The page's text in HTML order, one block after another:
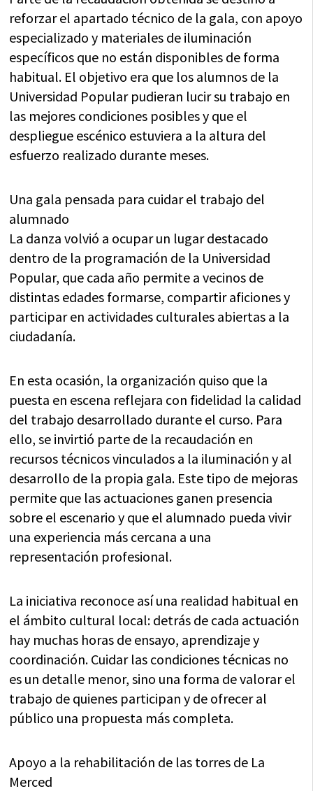
reforzar el apartado técnico de la gala, con apoyo
especializado y materiales de iluminación
específicos que no están disponibles de forma
habitual. El objetivo era que los alumnos de la
Universidad Popular pudieran lucir su trabajo en
las mejores condiciones posibles y que el
despliegue escénico estuviera a la altura del
esfuerzo realizado durante meses.
Una gala pensada para cuidar el trabajo del
alumnado
La danza volvió a ocupar un lugar destacado
dentro de la programación de la Universidad
Popular, que cada año permite a vecinos de
distintas edades formarse, compartir aficiones y
participar en actividades culturales abiertas a la
ciudadanía.
En esta ocasión, la organización quiso que la
puesta en escena reflejara con fidelidad la calidad
del trabajo desarrollado durante el curso. Para
ello, se invirtió parte de la recaudación en
recursos técnicos vinculados a la iluminación y al
desarrollo de la propia gala. Este tipo de mejoras
permite que las actuaciones ganen presencia
sobre el escenario y que el alumnado pueda vivir
una experiencia más cercana a una
representación profesional.
La iniciativa reconoce así una realidad habitual en
el ámbito cultural local: detrás de cada actuación
hay muchas horas de ensayo, aprendizaje y
coordinación. Cuidar las condiciones técnicas no
es un detalle menor, sino una forma de valorar el
trabajo de quienes participan y de ofrecer al
público una propuesta más completa.
Apoyo a la rehabilitación de las torres de La
Merced